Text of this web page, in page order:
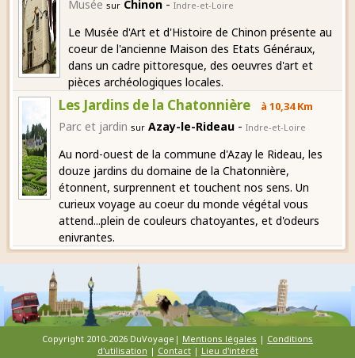
Musée sur Chinon -Indre-et-Loire
Le Musée d'Art et d'Histoire de Chinon présente au
coeur de l'ancienne Maison des Etats Généraux,
dans un cadre pittoresque, des oeuvres d'art et
pièces archéologiques locales.
Les Jardins de la Chatonnière à 10,34 Km
Parc et jardin sur Azay-le-Rideau -Indre-et-Loire
Au nord-ouest de la commune d'Azay le Rideau, les
douze jardins du domaine de la Chatonnière,
étonnent, surprennent et touchent nos sens. Un
curieux voyage au coeur du monde végétal vous
attend...plein de couleurs chatoyantes, et d'odeurs
enivrantes.
Copyright 2010-2026 DuVoyage| Mentions légales | Conditions
d'utilisation | Contact| Lieu d'intérêt